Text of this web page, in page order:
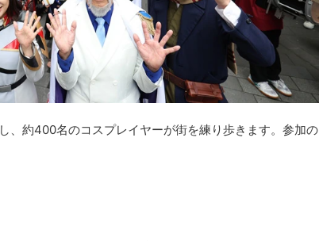
、約400名のコスプレイヤーが街を練り歩きます。参加の